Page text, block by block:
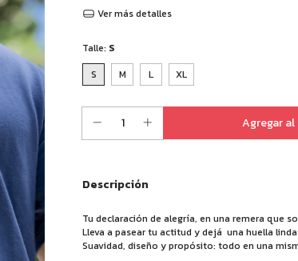
Ver más detalles
Talle: S
S
M L XL
Descripción
Tu declaración de alegría, en una remera que
Lleva a pasear tu actitud y dejá una huella
Suavidad, diseño y propósito: todo en una